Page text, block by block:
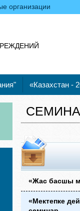
организации
«Казахстан -
«Жас басшы
«Мектепке